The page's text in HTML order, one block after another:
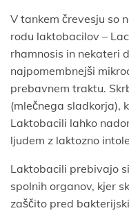
V tankem črevesju so
rodu laktobacilov –
rhamnosis in nekateri
najpomembnejši
prebavnem traktu.
(mlečnega sladkorja),
Laktobacili lahko
ljudem z laktozno
Laktobacili prebivajo
spolnih organov, kjer
zaščito pred